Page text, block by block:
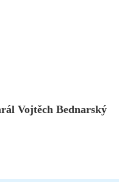
Vojtěch Bednarský